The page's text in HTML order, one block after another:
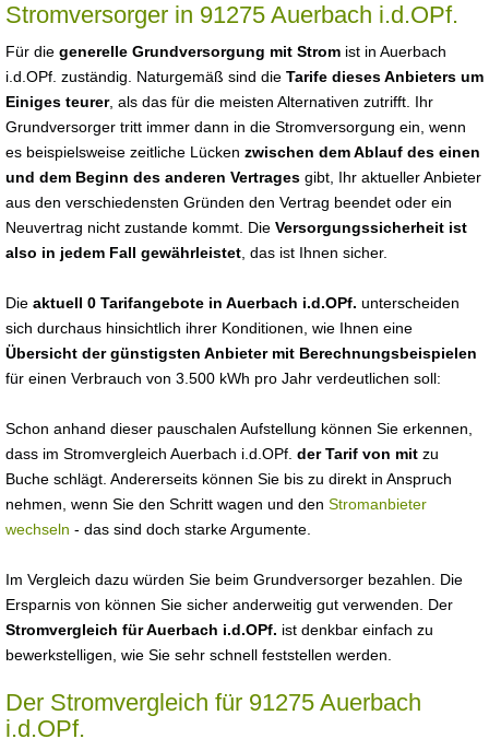
Stromversorger in 91275 Auerbach i.d.OPf.
Für die generelle Grundversorgung mit Strom ist in Auerbach
i.d.OPf. zuständig. Naturgemäß sind die Tarife dieses Anbieters um
Einiges teurer, als das für die meisten Alternativen zutrifft. Ihr
Grundversorger tritt immer dann in die Stromversorgung ein, wenn
es beispielsweise zeitliche Lücken zwischen dem Ablauf des einen
und dem Beginn des anderen Vertrages gibt, Ihr aktueller Anbieter
aus den verschiedensten Gründen den Vertrag beendet oder ein
Neuvertrag nicht zustande kommt. Die Versorgungssicherheit ist
also in jedem Fall gewährleistet , das ist Ihnen sicher.
Die aktuell 0 Tarifangebote in Auerbach i.d.OPf. unterscheiden
sich durchaus hinsichtlich ihrer Konditionen, wie Ihnen eine
Übersicht der günstigsten Anbieter mit Berechnungsbeispielen
für einen Verbrauch von 3.500 kWh pro Jahr verdeutlichen soll:
Schon anhand dieser pauschalen Aufstellung können Sie erkennen,
dass im Stromvergleich Auerbach i.d.OPf. der Tarif von mit zu
Buche schlägt. Andererseits können Sie bis zu direkt in Anspruch
nehmen, wenn Sie den Schritt wagen und den Stromanbieter
wechseln - das sind doch starke Argumente.
Im Vergleich dazu würden Sie beim Grundversorger bezahlen. Die
Ersparnis von können Sie sicher anderweitig gut verwenden. Der
Stromvergleich für Auerbach i.d.OPf. ist denkbar einfach zu
bewerkstelligen, wie Sie sehr schnell feststellen werden.
Der Stromvergleich für 91275 Auerbach
i.d.OPf.